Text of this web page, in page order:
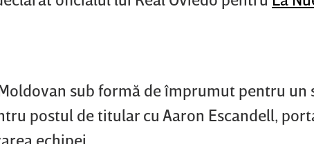
sub formă de împrumut pentru un
postul de titular cu Aaron Escandell,
echipei.